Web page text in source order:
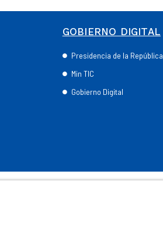
GOBIERNO DIGITAL
Presidencia de la República
Min TIC
Gobierno Digital